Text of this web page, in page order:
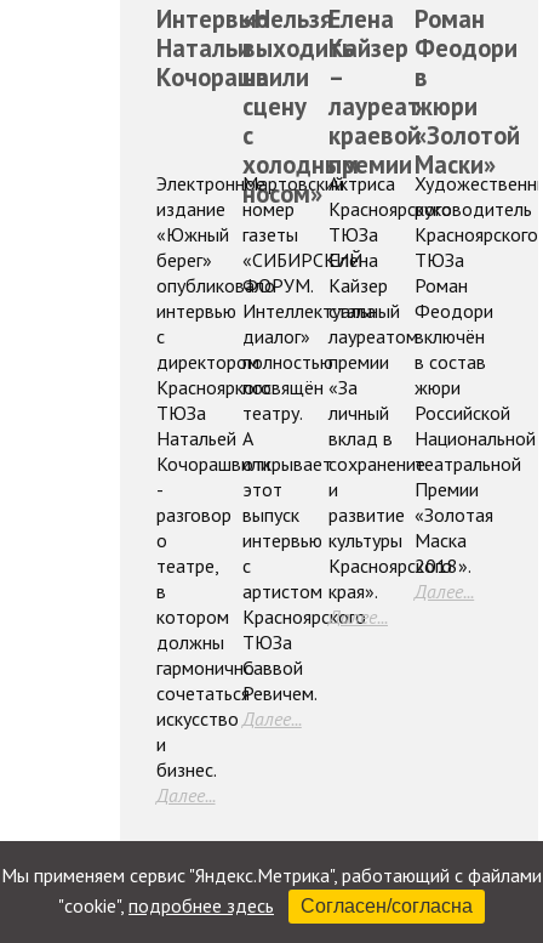
Интервью
Натальи
Кочорашвили
Электронное
издание
«Южный
берег»
опубликовало
интервью
с
директором
Краснояркого
ТЮЗа
Натальей
Кочорашвили
-
разговор
о
театре,
в
котором
должны
гармонично
сочетаться
искусство
и
бизнес.
Далее...
«Нельзя
выходить
на
сцену
с
холодным
носом»
Мартовский
номер
газеты
«СИБИРСКИЙ
ФОРУМ.
Интеллектуальный
диалог»
полностью
посвящён
театру.
А
открывает
этот
выпуск
интервью
с
артистом
Красноярского
ТЮЗа
Саввой
Ревичем.
Далее...
Елена
Кайзер
–
лауреат
краевой
премии
Актриса
Красноярского
ТЮЗа
Елена
Кайзер
стала
лауреатом
премии
«За
личный
вклад в
сохранение
и
развитие
культуры
Красноярского
края».
Далее...
Роман
Феодори
в
жюри
«Золотой
Маски»
руководитель
Красноярского
ТЮЗа
Роман
Феодори
включён
в состав
жюри
Российской
Национальной
театральной
Премии
«Золотая
Маска
2018».
Далее...
Мы применяем сервис "Яндекс.Метрика", работающий с файлами
"cookie", подробнее здесь Согласен/согласна